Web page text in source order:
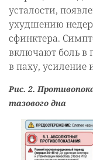
усталости,
ухудшению
сфинктера.
включают боль
в паху, усиление
Рис. 2.
тазового дна